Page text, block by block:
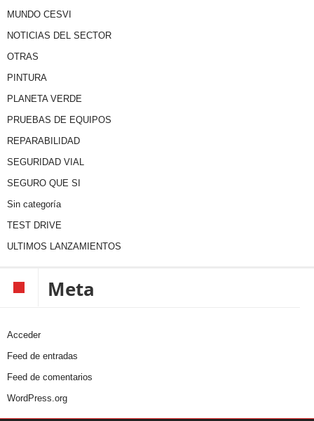
MUNDO CESVI
NOTICIAS DEL SECTOR
OTRAS
PINTURA
PLANETA VERDE
PRUEBAS DE EQUIPOS
REPARABILIDAD
SEGURIDAD VIAL
SEGURO QUE SI
Sin categoría
TEST DRIVE
ULTIMOS LANZAMIENTOS
Meta
Acceder
Feed de entradas
Feed de comentarios
WordPress.org